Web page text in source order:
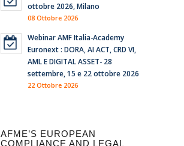
ottobre 2026, Milano
08 Ottobre 2026
Webinar AMF Italia-Academy
Euronext : DORA, AI ACT, CRD VI,
AML E DIGITAL ASSET- 28
settembre, 15 e 22 ottobre 2026
22 Ottobre 2026
AFME’S EUROPEAN
COMPLIANCE AND LEGAL